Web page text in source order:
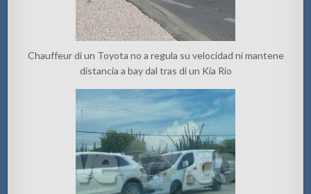
Chauffeur di un Toyota no a regula su velocidad ni mantene
distancia a bay dal tras di un Kia Rio